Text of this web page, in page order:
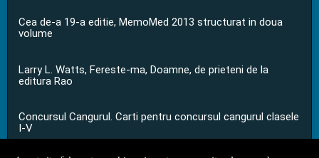
Cea de-a 19-a editie, MemoMed 2013 structurat in doua
volume
Larry L. Watts, Fereste-ma, Doamne, de prieteni de la
editura Rao
Concursul Cangurul. Carti pentru concursul cangurul clasele
I-V